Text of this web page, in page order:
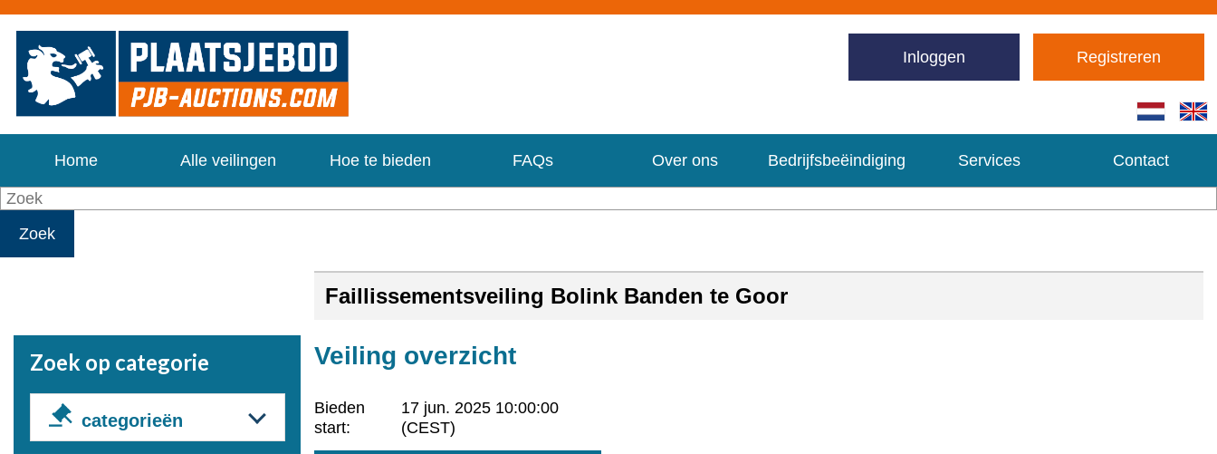
Inloggen Registreren
Home Alle veilingen Hoe te bieden FAQs Over ons Bedrijfsbeëindiging Services Contact
Zoek
Faillissementsveiling Bolink Banden te Goor
Veiling overzicht
Bieden
start:
17 jun. 2025 10:00:00
(CEST)
Zoek op categorie
categorieën